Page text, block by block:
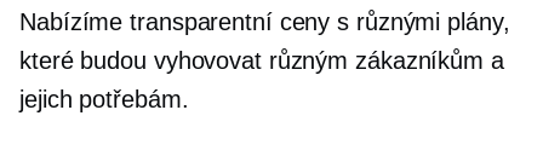
Nabízíme transparentní ceny s různými plány,
které budou vyhovovat různým zákazníkům a
jejich potřebám.